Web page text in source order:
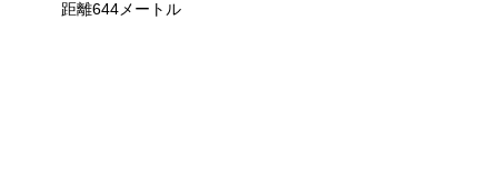
距離644メートル